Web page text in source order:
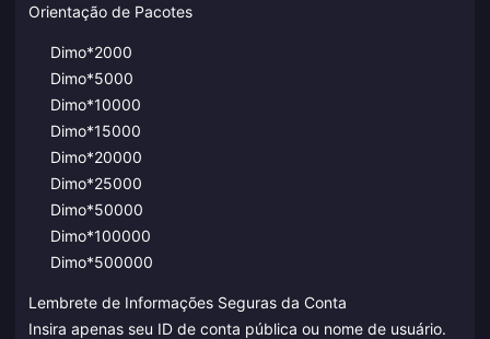
Orientação de Pacotes
Dimo*2000
Dimo*5000
Dimo*10000
Dimo*15000
Dimo*20000
Dimo*25000
Dimo*50000
Dimo*100000
Dimo*500000
Lembrete de Informações Seguras da Conta
Insira apenas seu ID de conta pública ou nome de usuário.